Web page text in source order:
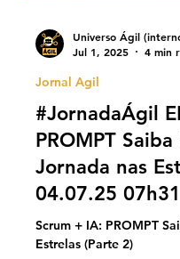
Universo Ágil
Jul 1, 2025
4 min
Jornal Agil
#JornadaÁgil
PROMPT
Jornada nas